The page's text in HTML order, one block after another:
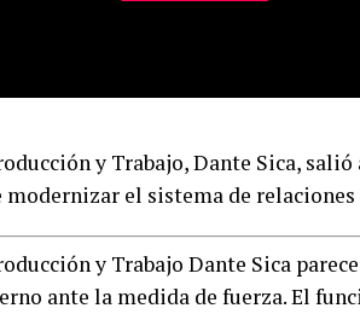
y Trabajo, Dante Sica,
modernizar el sistema de relaciones
y Trabajo Dante Sica
ante la medida de fuerza. El